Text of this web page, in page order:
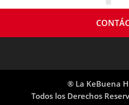
® La KeBuena
Todos los Derechos